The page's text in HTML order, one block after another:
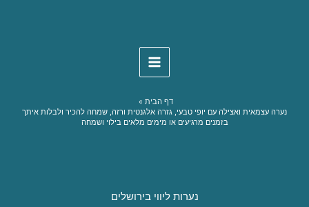
דף הבית
נערה עצמאית ואצילה עם יופי טבעי, גזרה אלגנטית ורזה, שמחה להכיר ולבלות איתך
בזמנים מרגיעים או מימים מלאים בילוי ושמחה
נערות ליווי בירושלים